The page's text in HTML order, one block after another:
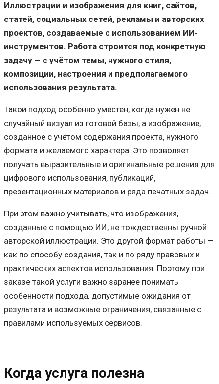
Иллюстрации и изображения для книг, сайтов,
статей, социальных сетей, рекламы и авторских
проектов, создаваемые с использованием ИИ-
инструментов. Работа строится под конкретную
задачу — с учётом темы, нужного стиля,
композиции, настроения и предполагаемого
использования результата.
Такой подход особенно уместен, когда нужен не
случайный визуал из готовой базы, а изображение,
созданное с учётом содержания проекта, нужного
формата и желаемого характера. Это позволяет
получать выразительные и оригинальные решения для
цифрового использования, публикаций,
презентационных материалов и ряда печатных задач.
При этом важно учитывать, что изображения,
созданные с помощью ИИ, не тождественны ручной
авторской иллюстрации. Это другой формат работы —
как по способу создания, так и по ряду правовых и
практических аспектов использования. Поэтому при
заказе такой услуги важно заранее понимать
особенности подхода, допустимые ожидания от
результата и возможные ограничения, связанные с
правилами используемых сервисов.
Когда услуга полезна